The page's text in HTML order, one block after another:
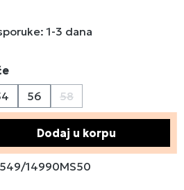
1-3 dana
dostupna.)
56 58
(Ova opcija trenutno
Unesite željenu
Dodaj u korpu
14990MS50